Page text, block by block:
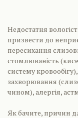
Недостатня
призвести до
пересихання
стомлюваність
систему
захворювання
чином), алергія,
Як бачите, причин